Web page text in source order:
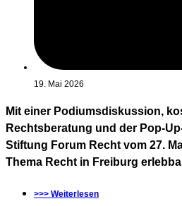
19. Mai 2026
Mit einer Podiumsdiskussion,
Rechtsberatung und der Pop-
Stiftung Forum Recht vom 27.
Thema Recht in Freiburg
>>> Weiterlesen